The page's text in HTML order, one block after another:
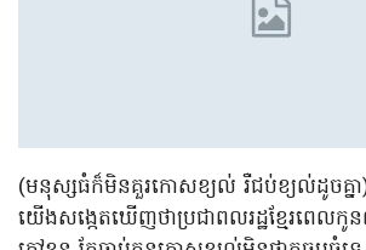
(មនុស្សធំក៏មិនគួរកោសខ្យល់ រឺជប់ខ្យល់ដូចគ្ន
យើងសង្កេតឃើញថាប្រជាពលរដ្ឋខ្មែរពេល